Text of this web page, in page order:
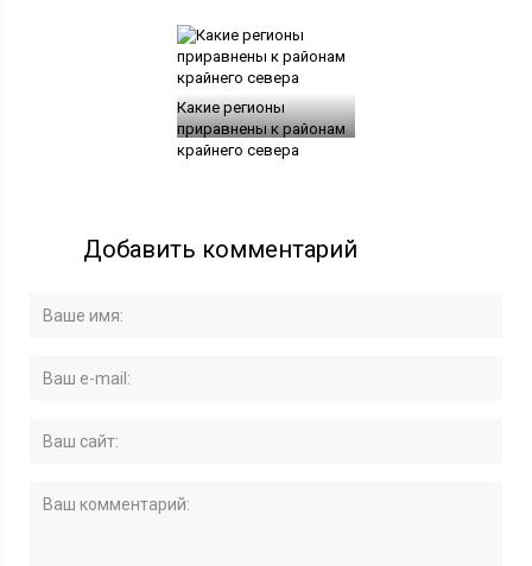
Какие регионы
приравнены к районам
крайнего севера
Добавить комментарий